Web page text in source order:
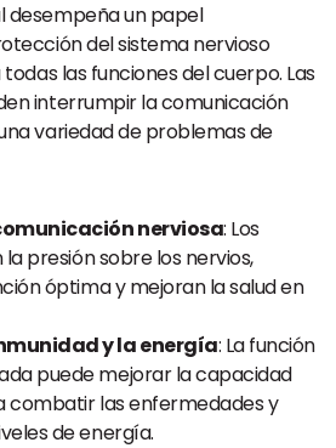
desempeña un papel
del sistema nervioso
las funciones del cuerpo. Las
interrumpir la comunicación
variedad de problemas de
nerviosa: Los
presión sobre los nervios,
óptima y mejoran la salud en
y la energía: La función
puede mejorar la capacidad
combatir las enfermedades y
de energía.